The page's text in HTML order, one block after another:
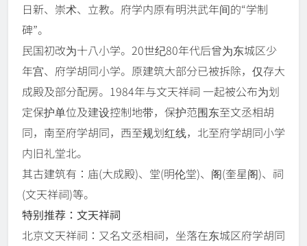
日新、崇术、立教。府学内原有明洪武年间的“学制
碑”。
民国初改为十八小学。20世纪80年代后曾为东城区少
年宫、府学胡同小学。原建筑大部分已被拆除，仅存大
成殿及部分配房。1984年与文天祥祠 一起被公布为划
定保护单位及建设控制地带，保护范围东至文丞相胡
同，南至府学胡同，西至规划红线，北至府学胡同小学
内旧礼堂北。
其古建筑有：庙(大成殿)、堂(明伦堂)、阁(奎星阁)、祠
(文天祥祠)等。
特别推荐：文天祥祠
北京文天祥祠：又名文丞相祠，坐落在东城区府学胡同